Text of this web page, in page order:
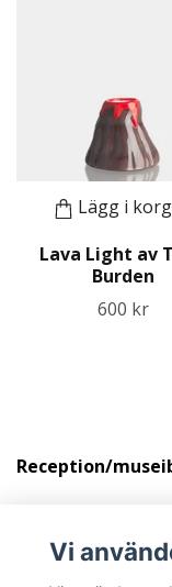
Lägg i
Lava Light av
Burden
600 kr
Reception/
Vi